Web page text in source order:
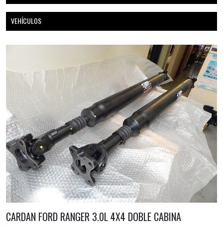
VEHÍCULOS
CARDAN FORD RANGER 3.0L 4X4 DOBLE CABINA